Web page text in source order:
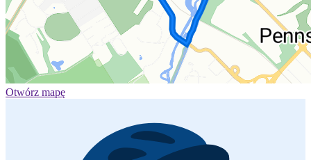
Otwórz mapę